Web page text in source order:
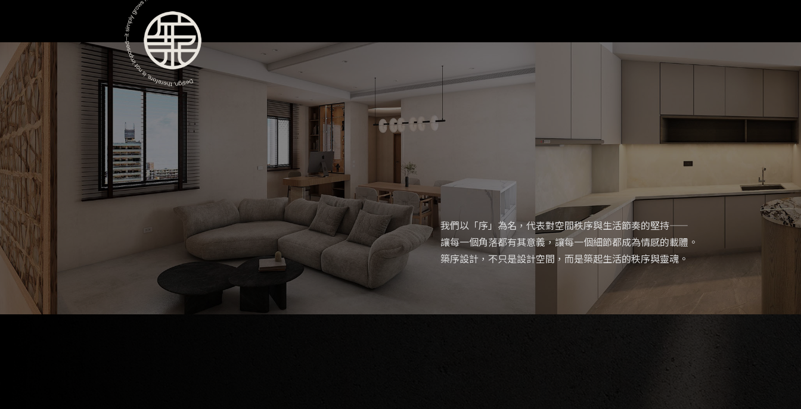
我們以「序」為名，代表對空間秩序與生活節奏的堅持——
讓每一個角落都有其意義，讓每一個細節都成為情感的載體。
築序設計，不只是設計空間，而是築起生活的秩序與靈魂。